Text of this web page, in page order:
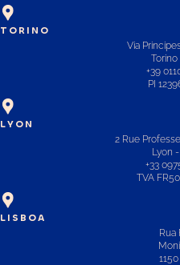
TORINO
Via
Torino
+39
PI
LYON
2 Rue
Lyon
+33
TVA
LISBOA
Rua